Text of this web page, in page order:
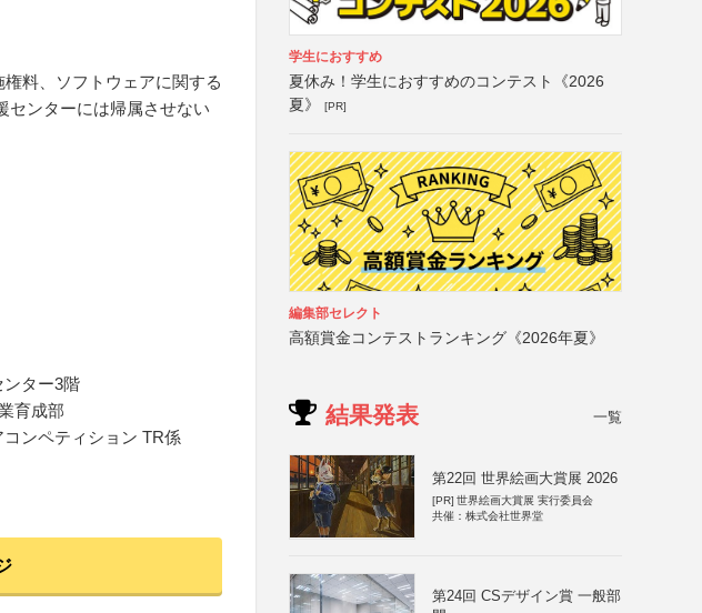
料、ソフトウェアに関する
センターには帰属させない
ター3階
育成部
ンペティション TR係
学生におすすめ
夏休み！学生におすすめのコンテスト《2026
夏》
[PR]
編集部セレクト
高額賞金コンテストランキング《2026年夏》
結果発表 一覧
第22回 世界絵画大賞展 2026
[PR] 世界絵画大賞展 実行委員会
共催：株式会社世界堂
第24回 CSデザイン賞 一般部